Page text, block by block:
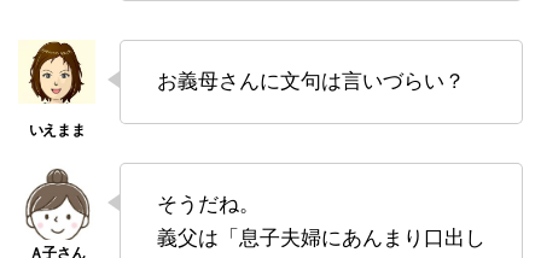
お義母さんに文句は言いづらい？
そうだね。
義父は「息子夫婦にあんまり口出し